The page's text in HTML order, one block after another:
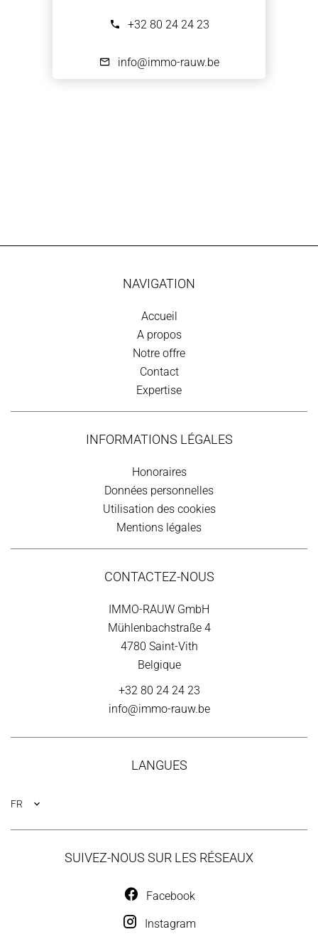
+32 80 24 24 23
info@immo-rauw.be
NAVIGATION
Accueil
A propos
Notre offre
Contact
Expertise
INFORMATIONS LÉGALES
Honoraires
Données personnelles
Utilisation des cookies
Mentions légales
CONTACTEZ-NOUS
IMMO-RAUW GmbH
Mühlenbachstraße 4
4780 Saint-Vith
Belgique
+32 80 24 24 23
info@immo-rauw.be
LANGUES
FR
SUIVEZ-NOUS SUR LES RÉSEAUX
Facebook
Instagram